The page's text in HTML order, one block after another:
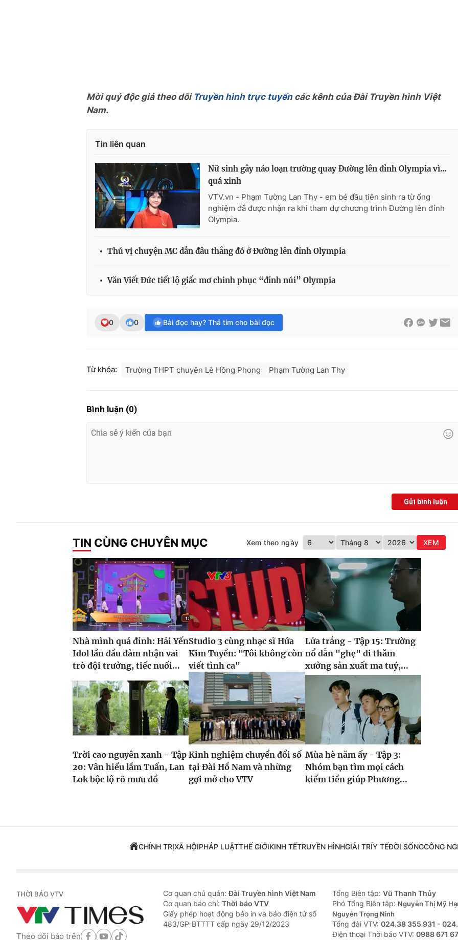
Mời quý độc giả theo dõi Truyền hình trực tuyếncác kênh của Đài Truyền hình Việt
Nam.
Tin liên quan
Nữ sinh gây náo loạn trường quay Đường lên đỉnh Olympia vì...
quá xinh
VTV.vn - Phạm Tường Lan Thy - em bé đầu tiên sinh ra từ ống
nghiệm đã được nhận ra khi tham dự chương trình Đường lên đỉnh
Olympia.
Thú vị chuyện MC dẫn đâu thắng đó ở Đường lên đỉnh Olympia
Văn Viết Đức tiết lộ giấc mơ chinh phục “đỉnh núi” Olympia
0 0 Bài đọc hay? Thả tim cho bài đọc
Từ khóa: Trường THPT chuyên Lê Hồng Phong Phạm Tường Lan Thy
Bình luận (0)
Gửi bình luận
TIN CÙNG CHUYÊN MỤC Xem theo ngày XEM
Nhà mình quá đỉnh: Hải Yến
Idol lần đầu đảm nhận vai
trò đội trưởng, tiếc nuối...
Studio 3 cùng nhạc sĩ Hứa
Kim Tuyền: "Tôi không còn
viết tình ca"
Lửa trắng - Tập 15: Trường
nổ dẫn "ghẹ" đi thăm
xưởng sản xuất ma tuý,...
Trời cao nguyên xanh - Tập
20: Vân hiểu lầm Tuấn, Lan
Lok bộc lộ rõ mưu đồ
Kinh nghiệm chuyển đổi số
tại Đài Hồ Nam và những
gợi mở cho VTV
Mùa hè năm ấy - Tập 3:
Nhóm bạn tìm mọi cách
kiếm tiền giúp Phương...
CHÍNH TRỊXÃ HỘIPHÁP LUẬTTHẾ GIỚIKINH TẾTRUYỀN HÌNHGIẢI TRÍY TẾĐỜI SỐNGCÔNG
THỜI BÁO VTV
Theo dõi báo trên
Cơ quan chủ quản:Đài Truyền hình Việt Nam
Cơ quan báo chí: Thời báo VTV
Giấy phép hoạt động báo in và báo điện tử số
483/GP-BTTTT cấp ngày 29/12/2023
Tổng Biên tập: Vũ Thanh Thủy
Phó Tổng Biên tập: Nguyễn Thị Mỹ
Nguyễn Trọng Ninh
Tổng đài VTV: 024.38 355 931 -
Ðiện thoại Thời báo VTV: 0988 671